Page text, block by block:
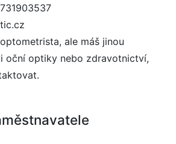
ale máš jinou
oční optiky nebo zdravotnictví,